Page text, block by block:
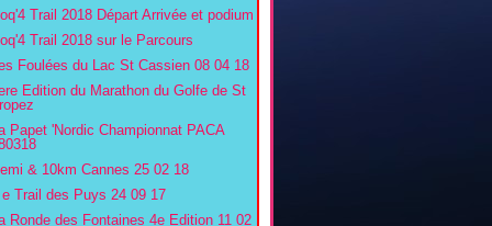
Trail 2018 Départ Arrivée et podium
Trail 2018 sur le Parcours
Foulées du Lac St Cassien 08 04 18
Edition du Marathon du Golfe de St
Papet 'Nordic Championnat PACA
& 10km Cannes 25 02 18
e Trail des Puys 24 09 17
Ronde des Fontaines 4e Edition 11 02